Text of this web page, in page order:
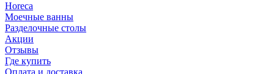
Horeca
Моечные ванны
Разделочные столы
Акции
Отзывы
Где купить
Оплата и доставка